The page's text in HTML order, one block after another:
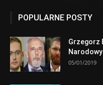
POPULARNE POSTY
Grzegorz
05/01/2019